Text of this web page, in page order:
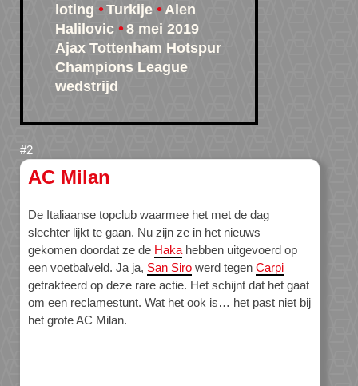
loting
Turkije
Alen
Halilovic
8 mei 2019
Ajax Tottenham Hotspur
Champions League
wedstrijd
AC Milan
De Italiaanse topclub waarmee het met de dag
slechter lijkt te gaan. Nu zijn ze in het nieuws
gekomen doordat ze de Haka hebben uitgevoerd op
een voetbalveld. Ja ja, San Siro werd tegen Carpi
getrakteerd op deze rare actie. Het schijnt dat het gaat
om een reclamestunt. Wat het ook is… het past niet bij
het grote AC Milan.